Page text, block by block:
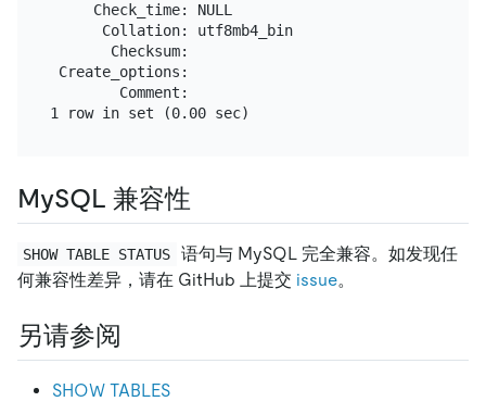
     Check_time: NULL
      Collation: utf8mb4_bin
       Checksum:
Create_options:
        Comment:
MySQL 兼容性
SHOW TABLE STATUS
语句与 MySQL 完全兼容。如发现任
何兼容性差异，请在 GitHub 上提交 issue。
另请参阅
SHOW TABLES